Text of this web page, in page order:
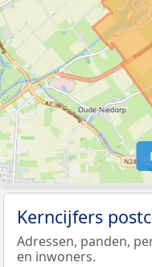
Kerncijfers
Adressen, panden,
en inwoners.